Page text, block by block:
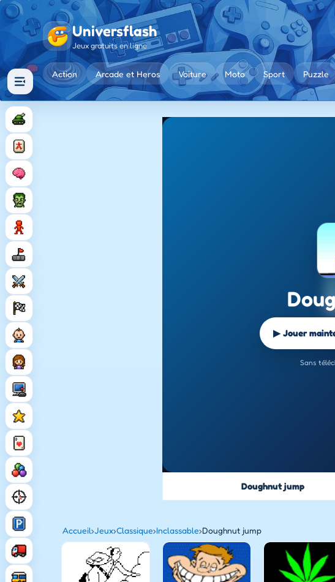
Universflash
Jeux gratuits en ligne
Action Arcade et Heros Voiture Moto Sport Puzzle
▶ Jouer
Sans
Doughnut jump
Accueil›Jeux›Classique›Inclassable›Doughnut jump